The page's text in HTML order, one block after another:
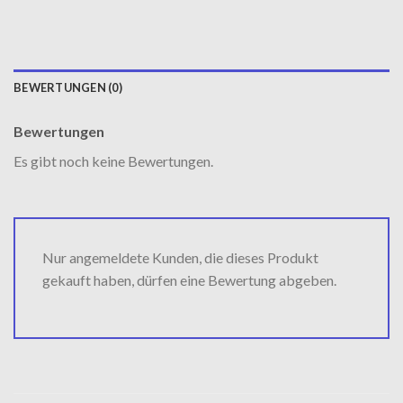
BEWERTUNGEN (0)
Bewertungen
Es gibt noch keine Bewertungen.
Nur angemeldete Kunden, die dieses Produkt
gekauft haben, dürfen eine Bewertung abgeben.